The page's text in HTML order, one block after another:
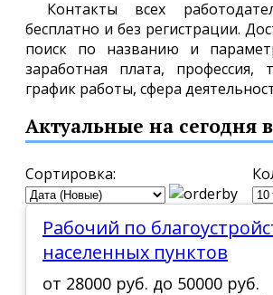
Контакты всех
бесплатно и без регистрации.
поиск по названию и
заработная плата, профессия,
график работы, сфера
Актуальные на сегодня
Сортировка:
Рабочий по благоустройству
населенных пунктов
от 28000 руб. до 50000 руб.